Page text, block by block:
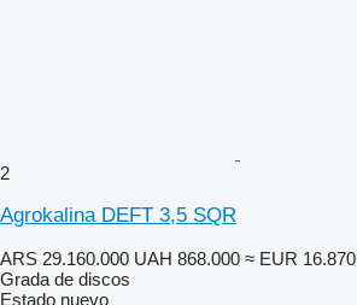
2
Agrokalina DEFT 3,5 SQR
ARS 29.160.000 UAH 868.000 ≈ EUR 16.870
Grada de discos
Estado nuevo